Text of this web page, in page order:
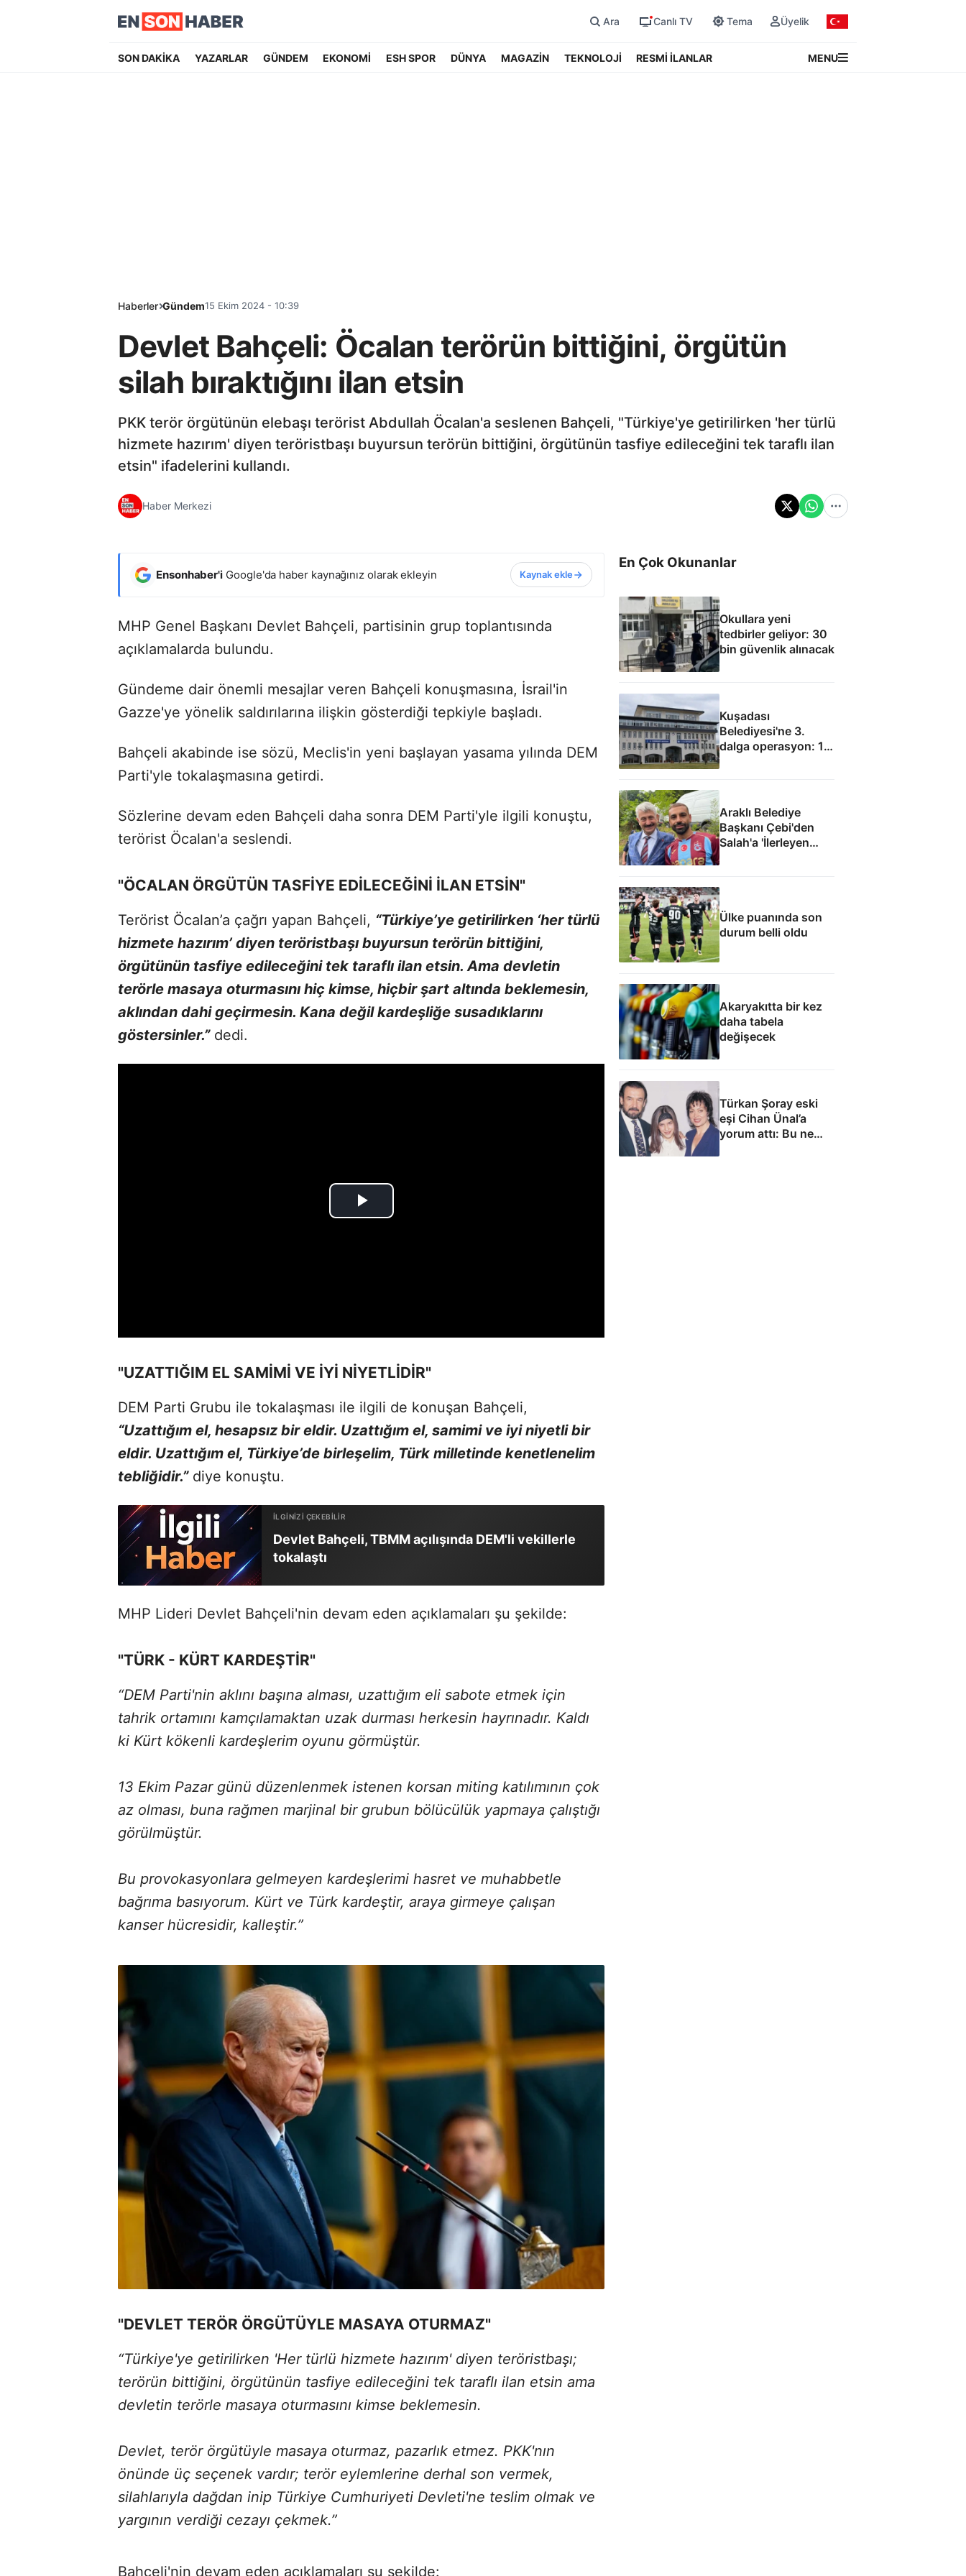
Ara Canlı TV Tema Üyelik
SON DAKİKA YAZARLAR GÜNDEM EKONOMİ ESH SPOR DÜNYA MAGAZİN TEKNOLOJİ RESMİ İLANLAR MENU
Haberler Gündem15 Ekim 2024 - 10:39
Devlet Bahçeli: Öcalan terörün bittiğini, örgütün
silah bıraktığını ilan etsin
PKK terör örgütünün elebaşı terörist Abdullah Öcalan'a seslenen Bahçeli, "Türkiye'ye getirilirken 'her türlü
hizmete hazırım' diyen teröristbaşı buyursun terörün bittiğini, örgütünün tasfiye edileceğini tek taraflı ilan
etsin" ifadelerini kullandı.
Haber Merkezi
Ensonhaber'i Google'da haber kaynağınız olarak ekleyin Kaynak ekle
MHP Genel Başkanı Devlet Bahçeli, partisinin grup toplantısında
açıklamalarda bulundu.
Gündeme dair önemli mesajlar veren Bahçeli konuşmasına, İsrail'in
Gazze'ye yönelik saldırılarına ilişkin gösterdiği tepkiyle başladı.
Bahçeli akabinde ise sözü, Meclis'in yeni başlayan yasama yılında DEM
Parti'yle tokalaşmasına getirdi.
Sözlerine devam eden Bahçeli daha sonra DEM Parti'yle ilgili konuştu,
terörist Öcalan'a seslendi.
"ÖCALAN ÖRGÜTÜN TASFİYE EDİLECEĞİNİ İLAN ETSİN"
Terörist Öcalan’a çağrı yapan Bahçeli, “Türkiye’ye getirilirken ‘her türlü
hizmete hazırım’ diyen teröristbaşı buyursun terörün bittiğini,
örgütünün tasfiye edileceğini tek taraflı ilan etsin. Ama devletin
terörle masaya oturmasını hiç kimse, hiçbir şart altında beklemesin,
aklından dahi geçirmesin. Kana değil kardeşliğe susadıklarını
göstersinler.”dedi.
"UZATTIĞIM EL SAMİMİ VE İYİ NİYETLİDİR"
DEM Parti Grubu ile tokalaşması ile ilgili de konuşan Bahçeli,
“Uzattığım el, hesapsız bir eldir. Uzattığım el, samimi ve iyi niyetli bir
eldir. Uzattığım el, Türkiye’de birleşelim, Türk milletinde kenetlenelim
tebliğidir.”diye konuştu.
Devlet Bahçeli, TBMM açılışında DEM'li vekillerle
tokalaştı
MHP Lideri Devlet Bahçeli'nin devam eden açıklamaları şu şekilde:
"TÜRK - KÜRT KARDEŞTİR"
“DEM Parti'nin aklını başına alması, uzattığım eli sabote etmek için
tahrik ortamını kamçılamaktan uzak durması herkesin hayrınadır. Kaldı
ki Kürt kökenli kardeşlerim oyunu görmüştür.
13 Ekim Pazar günü düzenlenmek istenen korsan miting katılımının çok
az olması, buna rağmen marjinal bir grubun bölücülük yapmaya çalıştığı
görülmüştür.
Bu provokasyonlara gelmeyen kardeşlerimi hasret ve muhabbetle
bağrıma basıyorum. Kürt ve Türk kardeştir, araya girmeye çalışan
kanser hücresidir, kalleştir.”
"DEVLET TERÖR ÖRGÜTÜYLE MASAYA OTURMAZ"
“Türkiye'ye getirilirken 'Her türlü hizmete hazırım' diyen teröristbaşı;
terörün bittiğini, örgütünün tasfiye edileceğini tek taraflı ilan etsin ama
devletin terörle masaya oturmasını kimse beklemesin.
Devlet, terör örgütüyle masaya oturmaz, pazarlık etmez. PKK'nın
önünde üç seçenek vardır; terör eylemlerine derhal son vermek,
silahlarıyla dağdan inip Türkiye Cumhuriyeti Devleti'ne teslim olmak ve
yargının verdiği cezayı çekmek.”
Bahçeli'nin devam eden açıklamaları şu şekilde:
En Çok Okunanlar
Okullara yeni
tedbirler geliyor: 30
bin güvenlik alınacak
Kuşadası
Belediyesi'ne 3.
dalga operasyon: 15
gözaltı
Araklı Belediye
Başkanı Çebi'den
Salah'a 'İlerleyen
yıllarda Mısır'a
yaşa' teklifi
Ülke puanında son
durum belli oldu
Akaryakıtta bir kez
daha tabela
değişecek
Türkan Şoray eski
eşi Cihan Ünal’a
yorum attı: Bu ne